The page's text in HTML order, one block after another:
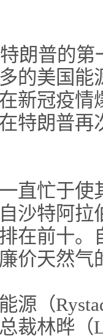
朗普的
的美国
新冠疫
特朗普
直忙于
沙特阿
在前十
价天然气
源（
裁林晔（